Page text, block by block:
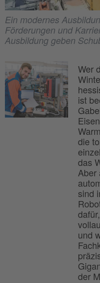
Ein modernes
Förderungen und
Ausbildung geben
Wer
ist
die
das
Aber
sind
und
der